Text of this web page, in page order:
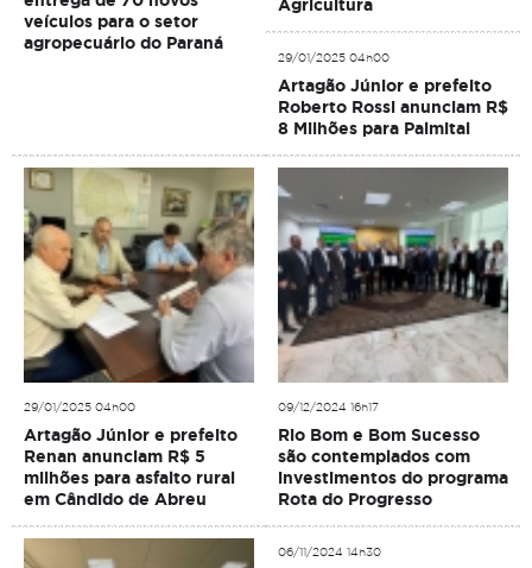
veículos para o setor
agropecuário do Paraná
Agricultura
29/01/2025 04h00
Artagão Júnior e prefeito
Roberto Rossi anunciam R$
8 Milhões para Palmital
29/01/2025 04h00
Artagão Júnior e prefeito
Renan anunciam R$ 5
milhões para asfalto rural
em Cândido de Abreu
09/12/2024 16h17
Rio Bom e Bom Sucesso
são contemplados com
investimentos do programa
Rota do Progresso
06/11/2024 14h30